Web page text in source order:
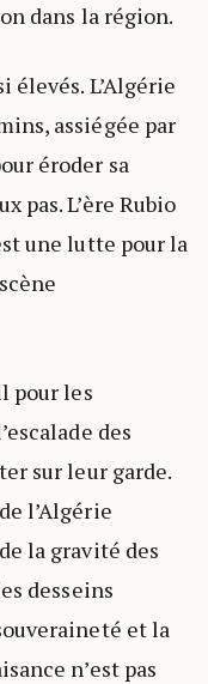
dans la région.
élevés. L’Algérie
assiégée par
éroder sa
pas. L’ère Rubio
une lutte pour la
pour les
des
sur leur garde.
l’Algérie
la gravité des
desseins
et la
n’est pas